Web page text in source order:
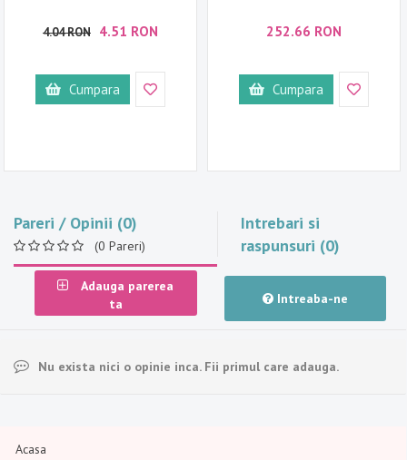
4.04 RON 4.51 RON
Cumpara
252.66 RON
Cumpara
Pareri / Opinii (0)
(0 Pareri)
Intrebari si
raspunsuri (0)
Adauga parerea
ta
Intreaba-ne
Nu exista nici o opinie inca. Fii primul care adauga.
Acasa